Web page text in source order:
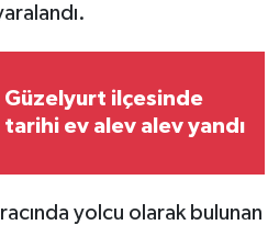
Güzelyurt ilçesinde
tarihi ev alev alev yandı
yolcu olarak bulunan